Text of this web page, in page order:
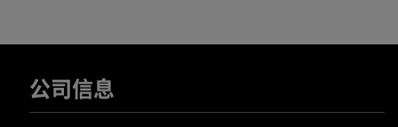
公司信息